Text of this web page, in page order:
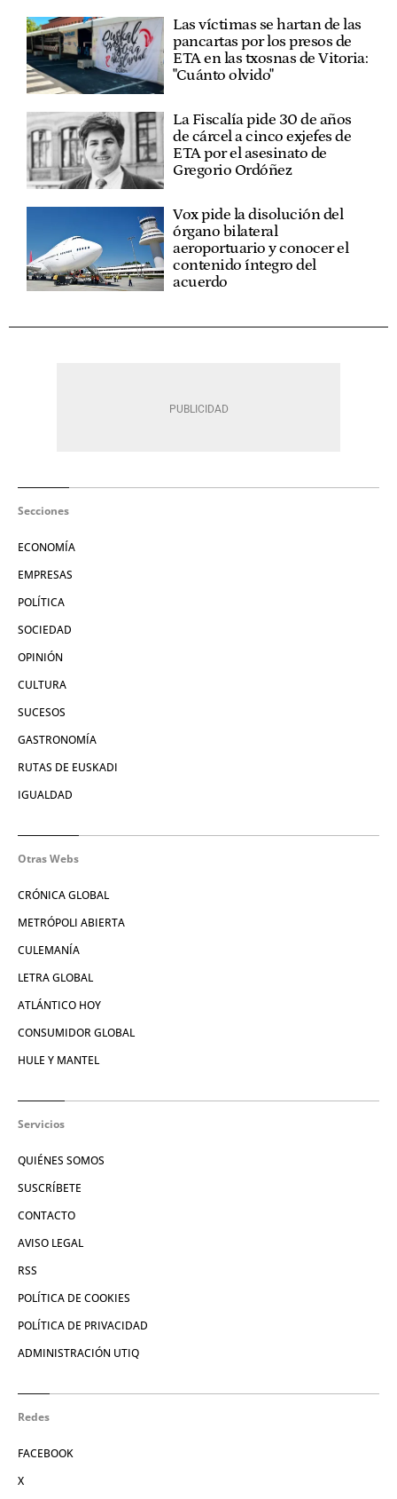
Las víctimas se hartan de las
pancartas por los presos de
ETA en las txosnas de Vitoria:
"Cuánto olvido"
La Fiscalía pide 30 de años
de cárcel a cinco exjefes de
ETA por el asesinato de
Gregorio Ordóñez
Vox pide la disolución del
órgano bilateral
aeroportuario y conocer el
contenido íntegro del
acuerdo
Secciones
ECONOMÍA
EMPRESAS
POLÍTICA
SOCIEDAD
OPINIÓN
CULTURA
SUCESOS
GASTRONOMÍA
RUTAS DE EUSKADI
IGUALDAD
Otras Webs
CRÓNICA GLOBAL
METRÓPOLI ABIERTA
CULEMANÍA
LETRA GLOBAL
ATLÁNTICO HOY
CONSUMIDOR GLOBAL
HULE Y MANTEL
Servicios
QUIÉNES SOMOS
SUSCRÍBETE
CONTACTO
AVISO LEGAL
RSS
POLÍTICA DE COOKIES
POLÍTICA DE PRIVACIDAD
ADMINISTRACIÓN UTIQ
Redes
FACEBOOK
X